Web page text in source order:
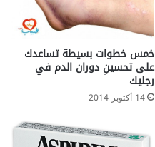
خمس خطوات بسيطة تساعدك
على تحسينِ دوران الدم في
رجليك
14 أكتوبر 2014